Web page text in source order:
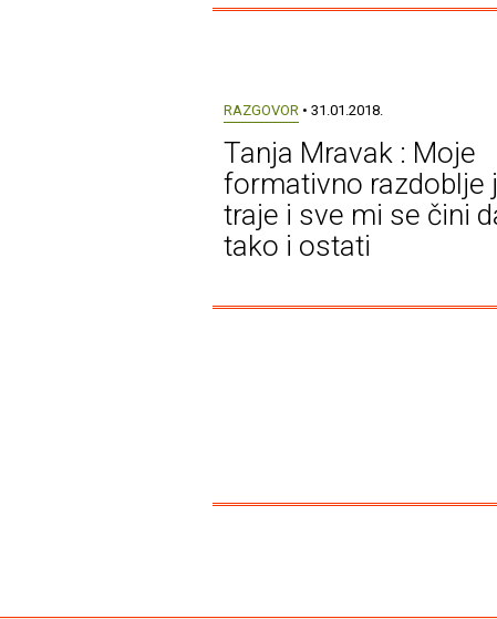
RAZGOVOR• 31.01.2018.
Tanja Mravak : Moje
formativno razdoblje
traje i sve mi se čini
tako i ostati